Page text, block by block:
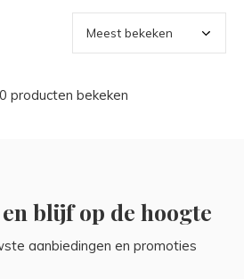
producten bekeken
blijf op de hoogte
aanbiedingen en promoties